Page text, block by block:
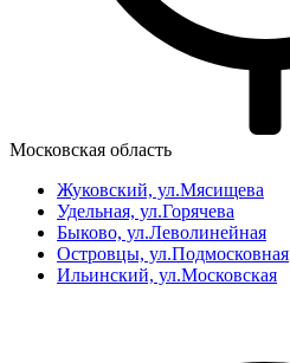
Московская область
Жуковский, ул.Мясищева
Удельная, ул.Горячева
Быково, ул.Леволинейная
Островцы, ул.Подмосковная
Ильинский, ул.Московская